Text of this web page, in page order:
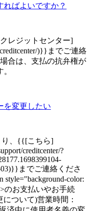
ればよいですか？
レジットセンター]
)}}までご連絡
合は、支払の抗弁権が
を変更したい
り、{{[こちら]
creditcenter/?
03)}}までご連絡くださ
color:
のお支払いやお手続
ついて)営業時間：